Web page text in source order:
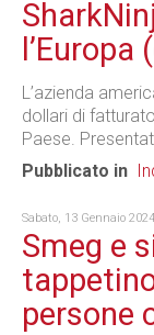
L’azienda
dollari di
Paese.
Pubblicato in
Sabato, 13 Gennaio
Smeg e
persone